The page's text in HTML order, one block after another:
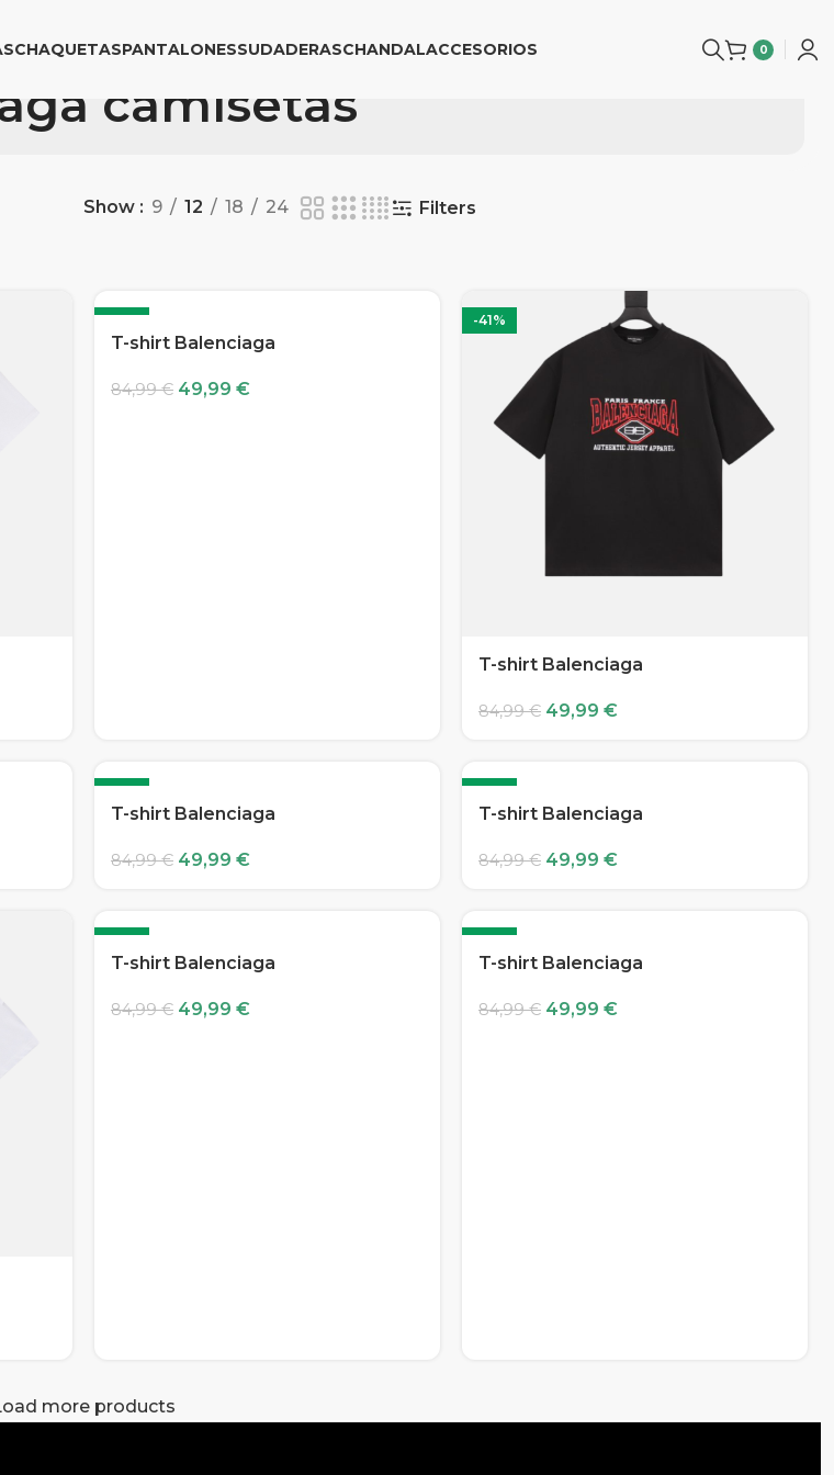
CHAQUETASPANTALONESSUDADERASCHANDALACCESORIOS 0
camisetas
Show 9 12 18 24 Filters
-41%
T-shirt Balenciaga
84,99€ 49,99 €
-41%
T-shirt Balenciaga
84,99€ 49,99 €
-41%
T-shirt Balenciaga
84,99€ 49,99 €
-41%
T-shirt Balenciaga
84,99€ 49,99 €
-41%
T-shirt Balenciaga
84,99€ 49,99 €
-41%
T-shirt Balenciaga
84,99€ 49,99 €
more products